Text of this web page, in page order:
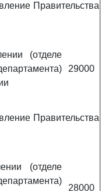
Правительства
(отделе
29000
Правительства
(отделе
28000